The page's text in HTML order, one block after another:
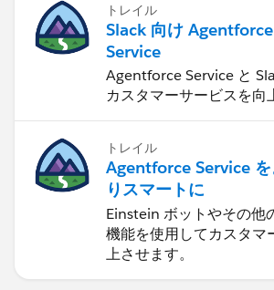
トレイル
Slack 向け Agentforce
Service
Agentforce Service と
カスタマーサービスを向
トレイル
Agentforce Service を
りスマートに
Einstein ボットやその他
機能を使用してカスタマ
上させます。